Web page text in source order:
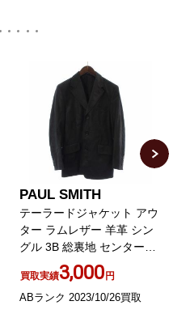
PAUL SMITH
テーラードジャケット アウ
ター ラムレザー 羊革 シン
グル 3B 総裏地 センターベ
ント S 黒 ブラック
買取実績3,000円
ABランク 2023/10/26買取